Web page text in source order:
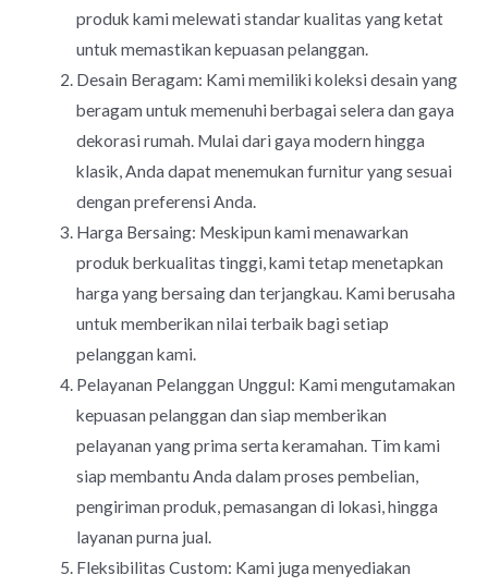
produk kami melewati standar kualitas yang ketat
untuk memastikan kepuasan pelanggan.
Desain Beragam: Kami memiliki koleksi desain yang
beragam untuk memenuhi berbagai selera dan gaya
dekorasi rumah. Mulai dari gaya modern hingga
klasik, Anda dapat menemukan furnitur yang sesuai
dengan preferensi Anda.
Harga Bersaing: Meskipun kami menawarkan
produk berkualitas tinggi, kami tetap menetapkan
harga yang bersaing dan terjangkau. Kami berusaha
untuk memberikan nilai terbaik bagi setiap
pelanggan kami.
Pelayanan Pelanggan Unggul: Kami mengutamakan
kepuasan pelanggan dan siap memberikan
pelayanan yang prima serta keramahan. Tim kami
siap membantu Anda dalam proses pembelian,
pengiriman produk, pemasangan di lokasi, hingga
layanan purna jual.
Fleksibilitas Custom: Kami juga menyediakan